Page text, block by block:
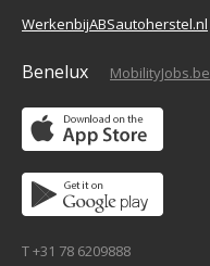
WerkenbijABSautoherstel.nl
Benelux MobilityJobs.be
T +31 78 6209888